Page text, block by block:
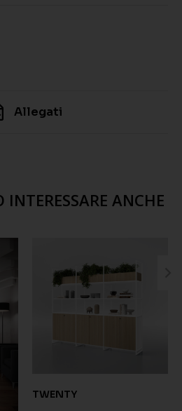
Allegati
INTERESSARE ANCHE
TWENTY